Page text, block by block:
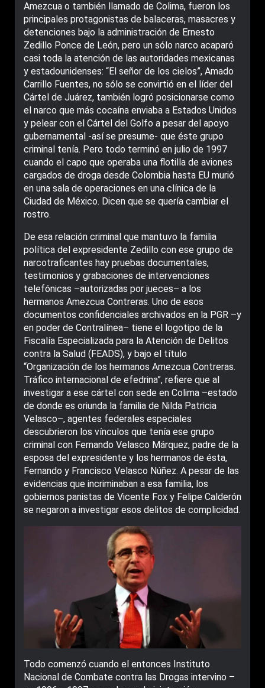
Amezcua o también llamado de Colima, fueron los
principales protagonistas de balaceras, masacres y
detenciones bajo la administración de Ernesto
Zedillo Ponce de León, pero un sólo narco acaparó
casi toda la atención de las autoridades mexicanas
y estadounidenses: “El señor de los cielos”, Amado
Carrillo Fuentes, no sólo se convirtió en el líder del
Cártel de Juárez, también logró posicionarse como
el narco que más cocaína enviaba a Estados Unidos
y pelear con el Cártel del Golfo a pesar del apoyo
gubernamental -así se presume- que éste grupo
criminal tenía. Pero todo terminó en julio de 1997
cuando el capo que operaba una flotilla de aviones
cargados de droga desde Colombia hasta EU murió
en una sala de operaciones en una clínica de la
Ciudad de México. Dicen que se quería cambiar el
rostro.
De esa relación criminal que mantuvo la familia
política del expresidente Zedillo con ese grupo de
narcotraficantes hay pruebas documentales,
testimonios y grabaciones de intervenciones
telefónicas –autorizadas por jueces– a los
hermanos Amezcua Contreras. Uno de esos
documentos confidenciales archivados en la PGR –y
en poder de Contralínea– tiene el logotipo de la
Fiscalía Especializada para la Atención de Delitos
contra la Salud (FEADS), y bajo el título
“Organización de los hermanos Amezcua Contreras.
Tráfico internacional de efedrina”, refiere que al
investigar a ese cártel con sede en Colima –estado
de donde es oriunda la familia de Nilda Patricia
Velasco–, agentes federales especiales
descubrieron los vínculos que tenía ese grupo
criminal con Fernando Velasco Márquez, padre de la
esposa del expresidente y los hermanos de ésta,
Fernando y Francisco Velasco Núñez. A pesar de las
evidencias que incriminaban a esa familia, los
gobiernos panistas de Vicente Fox y Felipe Calderón
se negaron a investigar esos delitos de complicidad.
Todo comenzó cuando el entonces Instituto
Nacional de Combate contra las Drogas intervino –